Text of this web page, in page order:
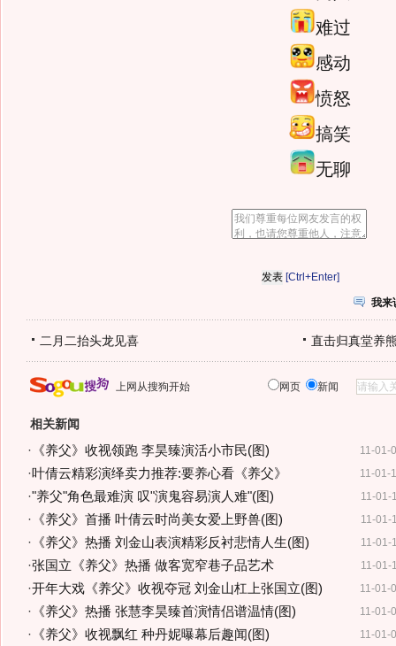
难过
感动
愤怒
搞笑
无聊
[Ctrl+Enter]
我来
二月二抬头龙见喜 直击归真堂养
上网从搜狗开始 网页 新闻
相关新闻
11-01-
· 《养父》收视领跑 李昊臻演活小市民(图)
11-01-
·叶倩云精彩演绎卖力推荐:要养心看《养父》
11-01-
·"养父"角色最难演 叹"演鬼容易演人难"(图)
11-01-
· 《养父》首播 叶倩云时尚美女爱上野兽(图)
11-01-
· 《养父》热播 刘金山表演精彩反衬悲情人生(图)
11-01-
·张国立《养父》热播 做客宽窄巷子品艺术
11-01-
·开年大戏《养父》收视夺冠 刘金山杠上张国立(图)
11-01-
· 《养父》热播 张慧李昊臻首演情侣谱温情(图)
11-01-
· 《养父》收视飘红 种丹妮曝幕后趣闻(图)